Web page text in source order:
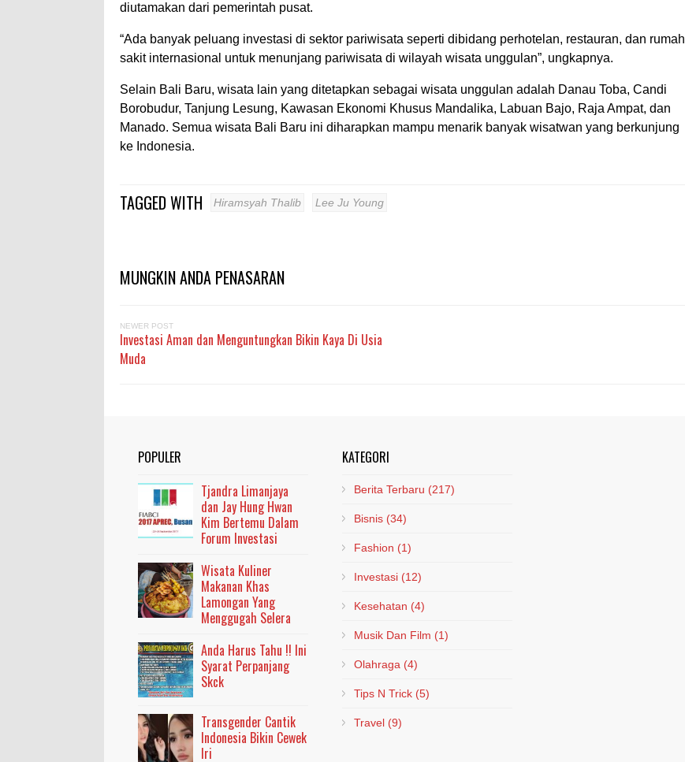
diutamakan dari pemerintah pusat.
“Ada banyak peluang investasi di sektor pariwisata seperti dibidang perhotelan, restauran, dan rumah
sakit internasional untuk menunjang pariwisata di wilayah wisata unggulan”, ungkapnya.
Selain Bali Baru, wisata lain yang ditetapkan sebagai wisata unggulan adalah Danau Toba, Candi
Borobudur, Tanjung Lesung, Kawasan Ekonomi Khusus Mandalika, Labuan Bajo, Raja Ampat, dan
Manado. Semua wisata Bali Baru ini diharapkan mampu menarik banyak wisatwan yang berkunjung
ke Indonesia.
TAGGED WITH Hiramsyah Thalib Lee Ju Young
MUNGKIN ANDA PENASARAN
NEWER POST
Investasi Aman dan Menguntungkan Bikin Kaya Di Usia
Muda
POPULER
Tjandra Limanjaya
dan Jay Hung Hwan
Kim Bertemu Dalam
Forum Investasi
Wisata Kuliner
Makanan Khas
Lamongan Yang
Menggugah Selera
Anda Harus Tahu !! Ini
Syarat Perpanjang
Skck
Transgender Cantik
Indonesia Bikin Cewek
Iri
KATEGORI
Berita Terbaru (217)
Bisnis (34)
Fashion (1)
Investasi (12)
Kesehatan (4)
Musik Dan Film (1)
Olahraga (4)
Tips N Trick (5)
Travel (9)